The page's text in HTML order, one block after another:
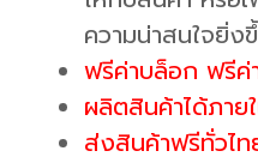
ความน่าสนใจยิ่ง
ฟรีค่าบล็อก ฟรีค่
ผลิตสินค้าได้ภาย
ส่งสินค้าฟรีทั่วไท